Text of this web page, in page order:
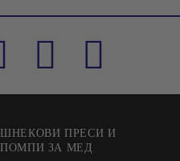
ШНЕКОВИ ПРЕСИ И
ПОМПИ ЗА МЕД